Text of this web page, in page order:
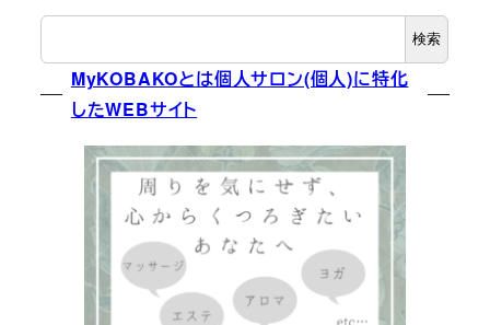
検索
MyKOBAKOとは個人サロン(個人)に特化
したWEBサイト